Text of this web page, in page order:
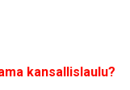
kansallislaulu?